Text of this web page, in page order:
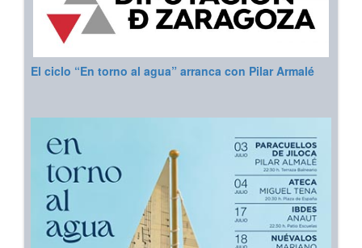
El ciclo “En torno al agua” arranca con Pilar Armalé